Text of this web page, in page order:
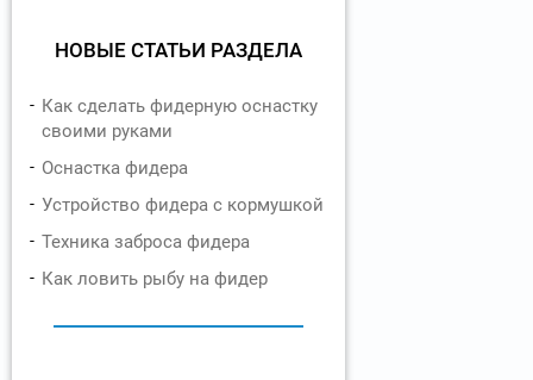
НОВЫЕ СТАТЬИ РАЗДЕЛА
Как сделать фидерную оснастку
своими руками
Оснастка фидера
Устройство фидера с кормушкой
Техника заброса фидера
Как ловить рыбу на фидер